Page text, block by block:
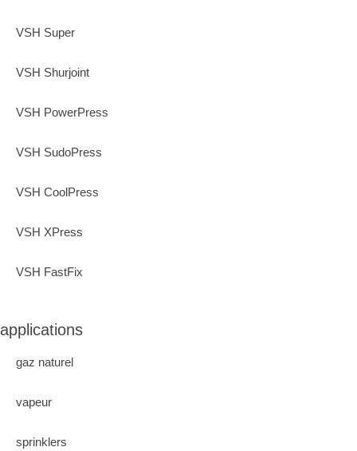
VSH Super
VSH Shurjoint
VSH PowerPress
VSH SudoPress
VSH CoolPress
VSH XPress
VSH FastFix
applications
gaz naturel
vapeur
sprinklers